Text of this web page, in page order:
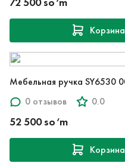
Корзина
0 отзывов
0.0
52 500 so‘m
Корзина